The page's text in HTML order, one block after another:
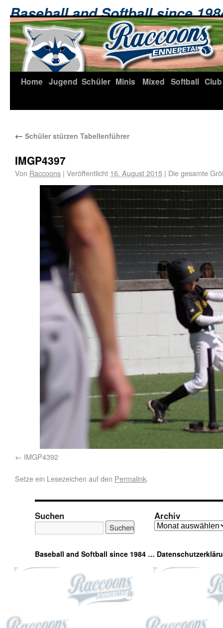
Baseball and Softball since
Home Jugend Schüler Minis Mixed Softball Club
← Schüler stürzen Tabellenführer
IMGP4397
Von Raccoons | Veröffentlicht 16. August 2015 | Die gesamte
IMGP4392
Setze ein Lesezeichen auf den Permalink.
Suchen Archiv
Baseball and Softball since 1984 …